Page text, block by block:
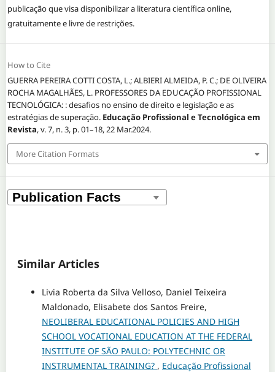
publicação que visa disponibilizar a literatura científica online,
gratuitamente e livre de restrições.
How to Cite
GUERRA PEREIRA COTTI COSTA, L.; ALBIERI ALMEIDA, P. C.; DE OLIVEIRA
ROCHA MAGALHÃES, L. PROFESSORES DA EDUCAÇÃO PROFISSIONAL
TECNOLÓGICA: : desafios no ensino de direito e legislação e as
estratégias de superação. Educação Profissional e Tecnológica em
Revista, v. 7, n. 3, p. 01–18, 22 Mar.2024.
More Citation Formats
Similar Articles
Livia Roberta da Silva Velloso, Daniel Teixeira
Maldonado, Elisabete dos Santos Freire,
NEOLIBERAL EDUCATIONAL POLICIES AND HIGH
SCHOOL VOCATIONAL EDUCATION AT THE FEDERAL
INSTITUTE OF SÃO PAULO: POLYTECHNIC OR
INSTRUMENTAL TRAINING? , Educação Profissional